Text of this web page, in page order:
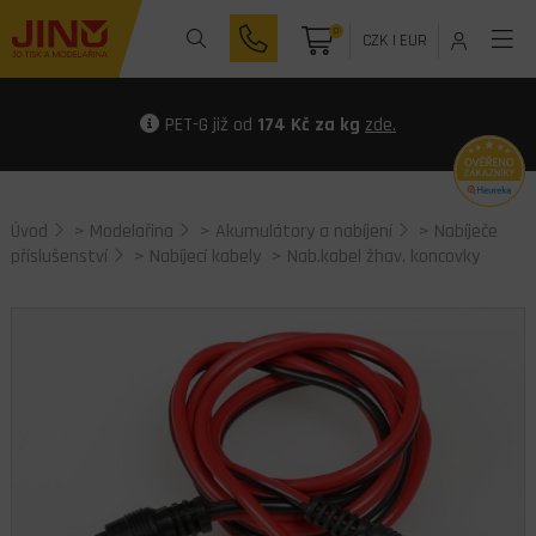
0 CZK| EUR
PET-G již od 174 Kč za kg zde.
Úvod > Modelařina > Akumulátory a nabíjení > Nabíječe
příslušenství
> Nabíjecí kabely > Nab.kabel žhav. koncovky